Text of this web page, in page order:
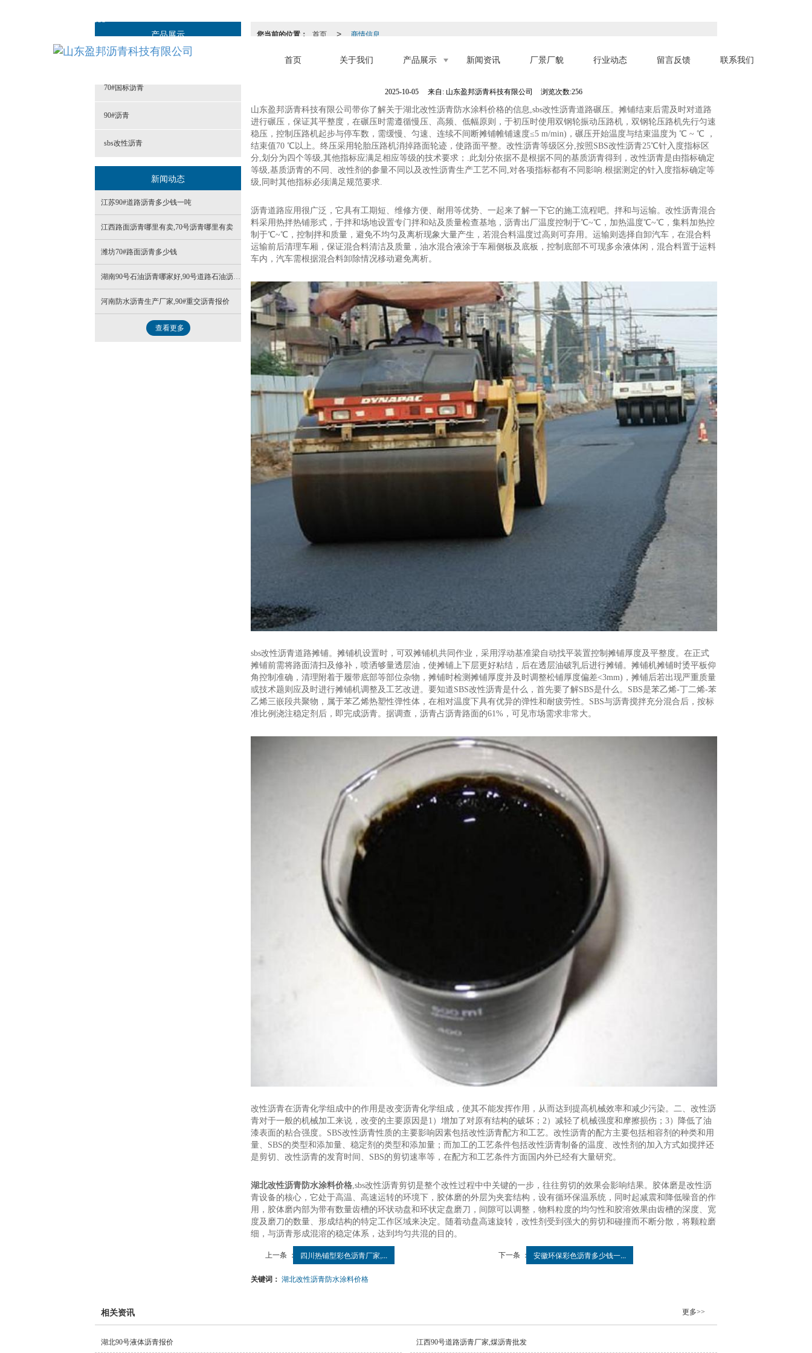
15966985188
首页 关于我们 产品展示 新闻资讯 厂景厂貌 行业动态 留言反馈 联系我们
您当前的位置： 首页 > 商情信息
湖北改性沥青防水涂料价格
2025-10-05 来自: 山东盈邦沥青科技有限公司 浏览次数:256
山东盈邦沥青科技有限公司带你了解关于湖北改性沥青防水涂料价格的信息,sbs改性沥青道路碾压。摊铺结束后需及时对道路
进行碾压，保证其平整度，在碾压时需遵循慢压、高频、低幅原则，于初压时使用双钢轮振动压路机，双钢轮压路机先行匀速
稳压，控制压路机起步与停车数，需缓慢、匀速、连续不间断摊铺帷铺速度≤5 m/min)，碾压开始温度与结束温度为 ℃ ~ ℃ ，
结束值70 ℃以上。终压采用轮胎压路机消掉路面轮迹，使路面平整。改性沥青等级区分,按照SBS改性沥青25℃针入度指标区
分,划分为四个等级,其他指标应满足相应等级的技术要求；.此划分依据不是根据不同的基质沥青得到，改性沥青是由指标确定
等级,基质沥青的不同、改性剂的参量不同以及改性沥青生产工艺不同,对各项指标都有不同影响.根据测定的针入度指标确定等
级,同时其他指标必须满足规范要求.
沥青道路应用很广泛，它具有工期短、维修方便、耐用等优势、一起来了解一下它的施工流程吧。拌和与运输。改性沥青混合
料采用热拌热铺形式，于拌和场地设置专门拌和站及质量检查基地，沥青出厂温度控制于℃~℃，加热温度℃~℃，集料加热控
制于℃~℃，控制拌和质量，避免不均匀及离析现象大量产生，若混合料温度过高则可弃用。运输则选择自卸汽车，在混合料
运输前后清理车厢，保证混合料清洁及质量，油水混合液涂于车厢侧板及底板，控制底部不可现多余液体闲，混合料置于运料
车内，汽车需根据混合料卸除情况移动避免离析。
sbs改性沥青道路摊铺。摊铺机设置时，可双摊铺机共同作业，采用浮动基准梁自动找平装置控制摊铺厚度及平整度。在正式
摊铺前需将路面清扫及修补，喷洒够量透层油，使摊铺上下层更好粘结，后在透层油破乳后进行摊铺。摊铺机摊铺时烫平板仰
角控制准确，清理附着于履带底部等部位杂物，摊铺时检测摊铺厚度并及时调整松铺厚度偏差<3mm)，摊铺后若出现严重质量
或技术题则应及时进行摊铺机调整及工艺改进。要知道SBS改性沥青是什么，首先要了解SBS是什么。SBS是苯乙烯-丁二烯-苯
乙烯三嵌段共聚物，属于苯乙烯热塑性弹性体，在相对温度下具有优异的弹性和耐疲劳性。SBS与沥青搅拌充分混合后，按标
准比例浇注稳定剂后，即完成沥青。据调查，沥青占沥青路面的61%，可见市场需求非常大。
改性沥青在沥青化学组成中的作用是改变沥青化学组成，使其不能发挥作用，从而达到提高机械效率和减少污染。二、改性沥
青对于一般的机械加工来说，改变的主要原因是1）增加了对原有结构的破坏；2）减轻了机械强度和摩擦损伤；3）降低了油
漆表面的粘合强度。SBS改性沥青性质的主要影响因素包括改性沥青配方和工艺。改性沥青的配方主要包括相容剂的种类和用
量、SBS的类型和添加量、稳定剂的类型和添加量；而加工的工艺条件包括改性沥青制备的温度、改性剂的加入方式如搅拌还
是剪切、改性沥青的发育时间、SBS的剪切速率等，在配方和工艺条件方面国内外已经有大量研究。
湖北改性沥青防水涂料价格,sbs改性沥青剪切是整个改性过程中中关键的一步，往往剪切的效果会影响结果。胶体磨是改性沥
青设备的核心，它处于高温、高速运转的环境下，胶体磨的外层为夹套结构，设有循环保温系统，同时起减震和降低噪音的作
用，胶体磨内部为带有数量齿槽的环状动盘和环状定盘磨刀，间隙可以调整，物料粒度的均匀性和胶溶效果由齿槽的深度、宽
度及磨刀的数量、形成结构的特定工作区域来决定。随着动盘高速旋转，改性剂受到强大的剪切和碰撞而不断分散，将颗粒磨
细，与沥青形成混溶的稳定体系，达到均匀共混的目的。
上一条 ： 四川热铺型彩色沥青厂家,... 下一条 ： 安徽环保彩色沥青多少钱一...
关键词： 湖北改性沥青防水涂料价格
产品展示
70#国标沥青
90#沥青
sbs改性沥青
新闻动态
江苏90#道路沥青多少钱一吨
江西路面沥青哪里有卖,70号沥青哪里有卖
潍坊70#路面沥青多少钱
湖南90号石油沥青哪家好,90号道路石油沥青施工
河南防水沥青生产厂家,90#重交沥青报价
查看更多
相关资讯 更多>>
湖北90号液体沥青报价 江西90号道路沥青厂家,煤沥青批发